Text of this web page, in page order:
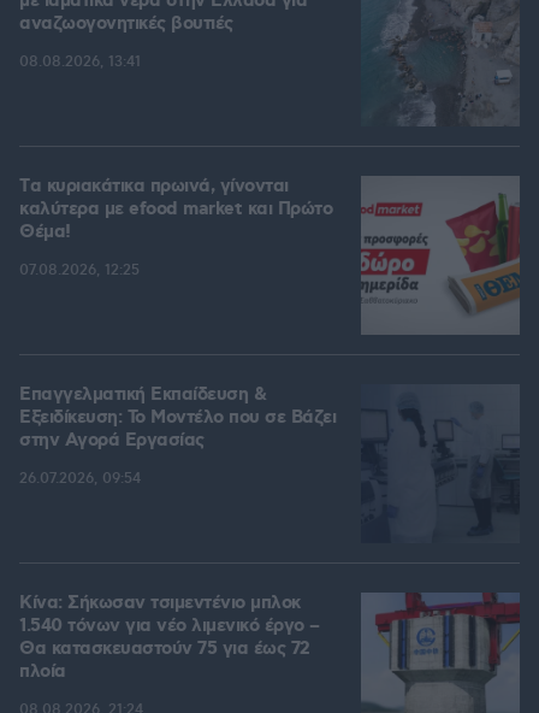
αναζωογονητικές βουτιές
08.08.2026, 13:41
Tα κυριακάτικα πρωινά, γίνονται
καλύτερα με efood market και Πρώτο
Θέμα!
07.08.2026, 12:25
Επαγγελματική Εκπαίδευση &
Εξειδίκευση: Το Mοντέλο που σε Bάζει
στην Aγορά Eργασίας
26.07.2026, 09:54
Κίνα: Σήκωσαν τσιμεντένιο μπλοκ
1.540 τόνων για νέο λιμενικό έργο –
Θα κατασκευαστούν 75 για έως 72
πλοία